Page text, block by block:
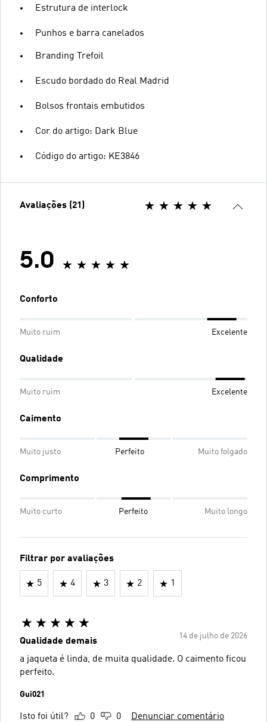
Estrutura de interlock
Punhos e barra canelados
Branding Trefoil
Escudo bordado do Real Madrid
Bolsos frontais embutidos
Cor do artigo: Dark Blue
Código do artigo: KE3846
Avaliações (21)
5.0
Conforto
Muito ruim Excelente
Qualidade
Muito ruim Excelente
Caimento
Muito justo Perfeito Muito folgado
Comprimento
Muito curto Perfeito Muito longo
Filtrar por avaliações
5 4 3 2 1
14 de julho de 2026
Qualidade demais
a jaqueta é linda, de muita qualidade. O caimento ficou
perfeito.
Gui021
Isto foi útil? 0 0 Denunciar comentário